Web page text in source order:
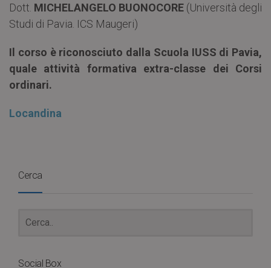
Dott. MICHELANGELO BUONOCORE (Università degli
Studi di Pavia. ICS Maugeri)
Il corso è riconosciuto dalla Scuola IUSS di Pavia,
quale attività formativa extra-classe dei Corsi
ordinari.
Locandina
Cerca
Social Box